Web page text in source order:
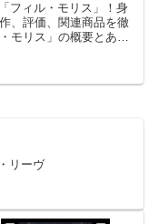
フィル・モリス」！身
、評価、関連商品を徹
モリス」の概要とあら
大作戦」でバーニー・
リーヴ